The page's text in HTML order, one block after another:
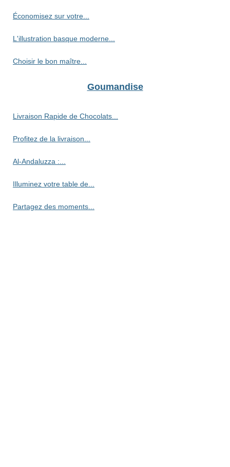
Économisez sur votre...
L'illustration basque moderne...
Choisir le bon maître...
Goumandise
Livraison Rapide de Chocolats...
Profitez de la livraison...
Al-Andaluzza :...
Illuminez votre table de...
Partagez des moments...